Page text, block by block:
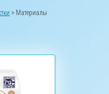
> Материалы